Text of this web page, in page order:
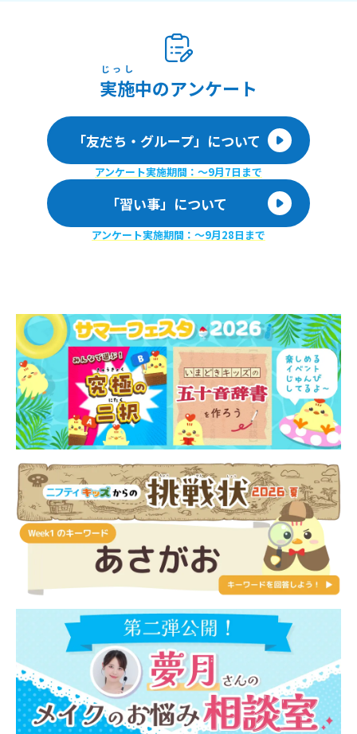
実施
じっし
中のアンケート
「友だち・グループ」について
アンケート実施期間：〜9月7日まで
「習い事」について
アンケート実施期間：〜9月28日まで